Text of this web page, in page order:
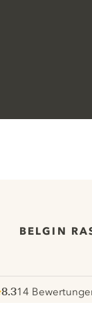
BELGIN
8.314